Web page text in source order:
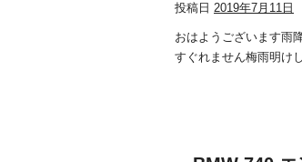
投稿日 2019年7月11日
おはようございます雨
すぐれません梅雨明け